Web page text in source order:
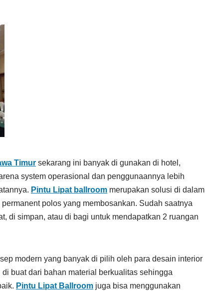
Timur sekarang ini banyak di gunakan di hotel,
system operasional dan penggunaannya lebih
Pintu Lipat ballroom merupakan solusi di dalam
polos yang membosankan. Sudah saatnya
di simpan, atau di bagi untuk mendapatkan 2 ruangan
modern yang banyak di pilih oleh para desain interior
buat dari bahan material berkualitas sehingga
Pintu Lipat Ballroom juga bisa menggunakan